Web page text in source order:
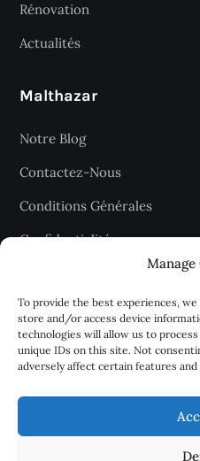
Manage
To provide the best experiences,
store and/or access device
technologies will allow us to
unique IDs on this site. Not
adversely affect certain features
Rénovation
Actualités
Malthazar
Notre Blog
Contactez-Nous
Conditions Générales
Confidentialité
Recevez les
chaque jour